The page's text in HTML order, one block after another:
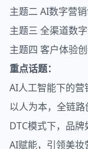
主题二 AI数字营
主题三 全渠道数
主题四 客户体验
重点话题：
AI人工智能下的营
以人为本，全链
DTC模式下，品
AI赋能，引领美妆